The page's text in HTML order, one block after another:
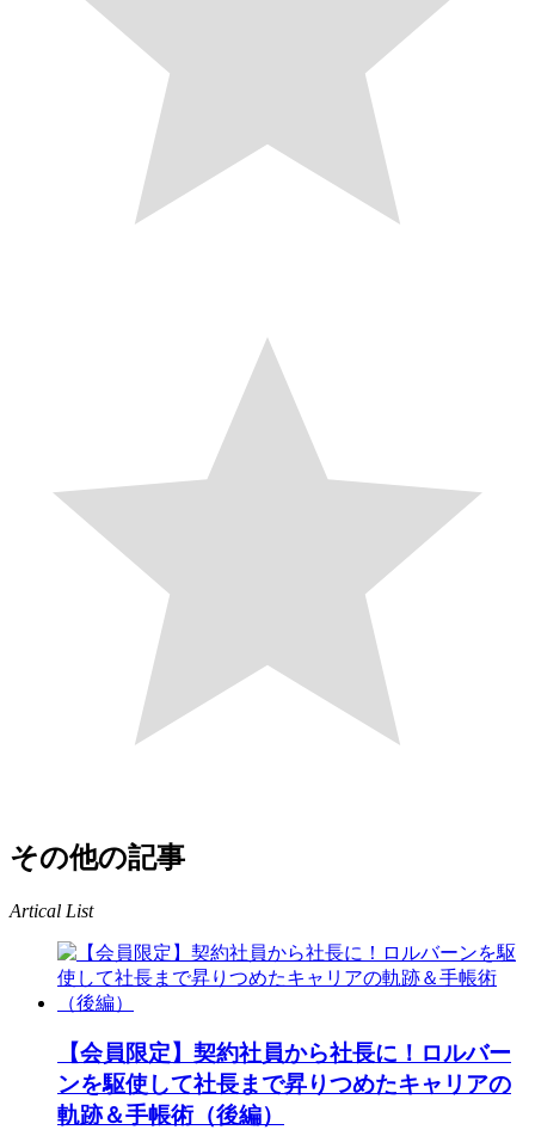
その他の記事
Artical List
【会員限定】契約社員から社長に！ロルバー
ンを駆使して社長まで昇りつめたキャリアの
軌跡＆手帳術（後編）